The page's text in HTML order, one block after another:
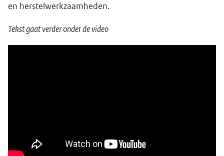
en herstelwerkzaamheden.
Tekst gaat verder onder de video